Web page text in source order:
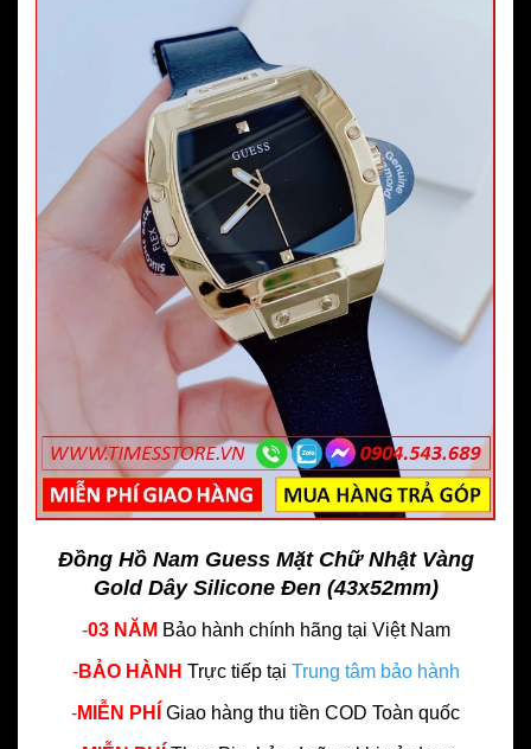
Đồng Hồ Nam Guess Mặt Chữ Nhật Vàng
Gold Dây Silicone Đen (43x52mm)
-03 NĂM Bảo hành chính hãng tại Việt Nam
-BẢO HÀNH Trực tiếp tại Trung tâm bảo hành
-MIỄN PHÍ Giao hàng thu tiền COD Toàn quốc